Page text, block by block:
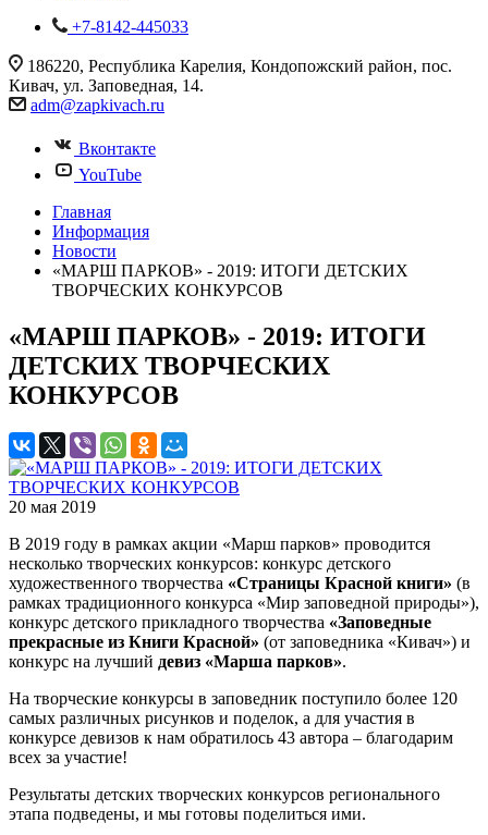
+7-8142-445033
186220, Республика Карелия, Кондопожский район, пос.
Кивач, ул. Заповедная, 14.
adm@zapkivach.ru
Вконтакте
YouTube
Главная
Информация
Новости
«МАРШ ПАРКОВ» - 2019: ИТОГИ ДЕТСКИХ
ТВОРЧЕСКИХ КОНКУРСОВ
«МАРШ ПАРКОВ» - 2019: ИТОГИ
ДЕТСКИХ ТВОРЧЕСКИХ
КОНКУРСОВ
20 мая 2019
В 2019 году в рамках акции «Марш парков» проводится
несколько творческих конкурсов: конкурс детского
художественного творчества «Страницы Красной книги» (в
рамках традиционного конкурса «Мир заповедной природы»),
конкурс детского прикладного творчества «Заповедные
прекрасные из Книги Красной» (от заповедника «Кивач») и
конкурс на лучший девиз «Марша парков».
На творческие конкурсы в заповедник поступило более 120
самых различных рисунков и поделок, а для участия в
конкурсе девизов к нам обратилось 43 автора – благодарим
всех за участие!
Результаты детских творческих конкурсов регионального
этапа подведены, и мы готовы поделиться ими.